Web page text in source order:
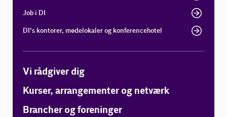
Job i DI
DI's kontorer, mødelokaler og konferencehotel
Vi rådgiver dig
Kurser, arrangementer og netværk
Brancher og foreninger